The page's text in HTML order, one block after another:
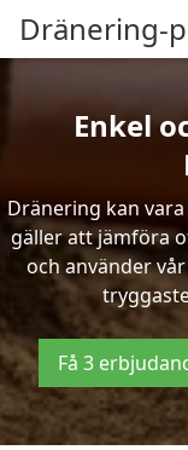
Dränering-
Enkel
Dränering kan
gäller att jämföra
och använder
Få 3